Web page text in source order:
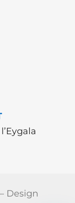
– Design